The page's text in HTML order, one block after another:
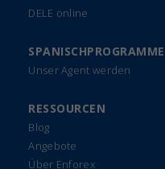
DELE online
Unser Agent werden
RESSOURCEN
Blog
Angebote
Über Enforex